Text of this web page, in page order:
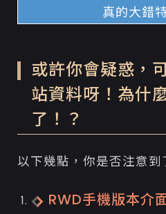
真的大錯
或許你會疑惑，
站資料呀！為什
了！？
以下幾點，你是否注意到
RWD手機版本介